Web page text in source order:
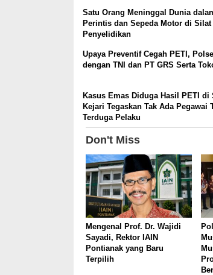
Satu Orang Meninggal Dunia
Perintis dan Sepeda Motor di
Penyelidikan
Upaya Preventif Cegah PETI,
dengan TNI dan PT GRS Serta
Kasus Emas Diduga Hasil PETI di
Kejari Tegaskan Tak Ada
Terduga Pelaku
Don't Miss
Mengenal Prof. Dr. Wajidi
Sayadi, Rektor IAIN
Pontianak yang Baru
Terpilih